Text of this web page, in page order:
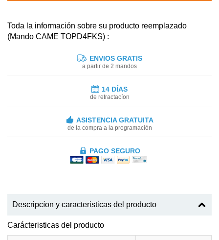
Toda la información sobre su producto reemplazado
(Mando CAME TOPD4FKS) :
ENVIOS GRATIS
a partir de 2 mandos
14 DÍAS
de retractacíon
ASISTENCIA GRATUITA
de la compra a la programación
PAGO SEGURO
Descripcíon y caracteristicas del producto
Carácteristicas del producto